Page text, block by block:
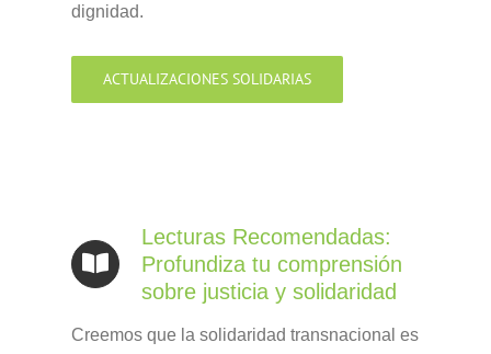
dignidad.
ACTUALIZACIONES SOLIDARIAS
Lecturas Recomendadas:
Profundiza tu comprensión
sobre justicia y solidaridad
Creemos que la solidaridad transnacional es